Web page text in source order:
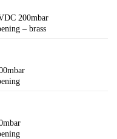
200mbar
– brass